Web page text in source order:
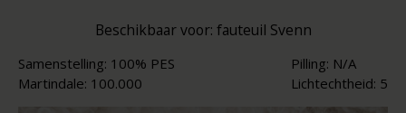
Beschikbaar voor: fauteuil Svenn
Samenstelling: 100% PES
Martindale: 100.000
Pilling: N/A
Lichtechtheid: 5